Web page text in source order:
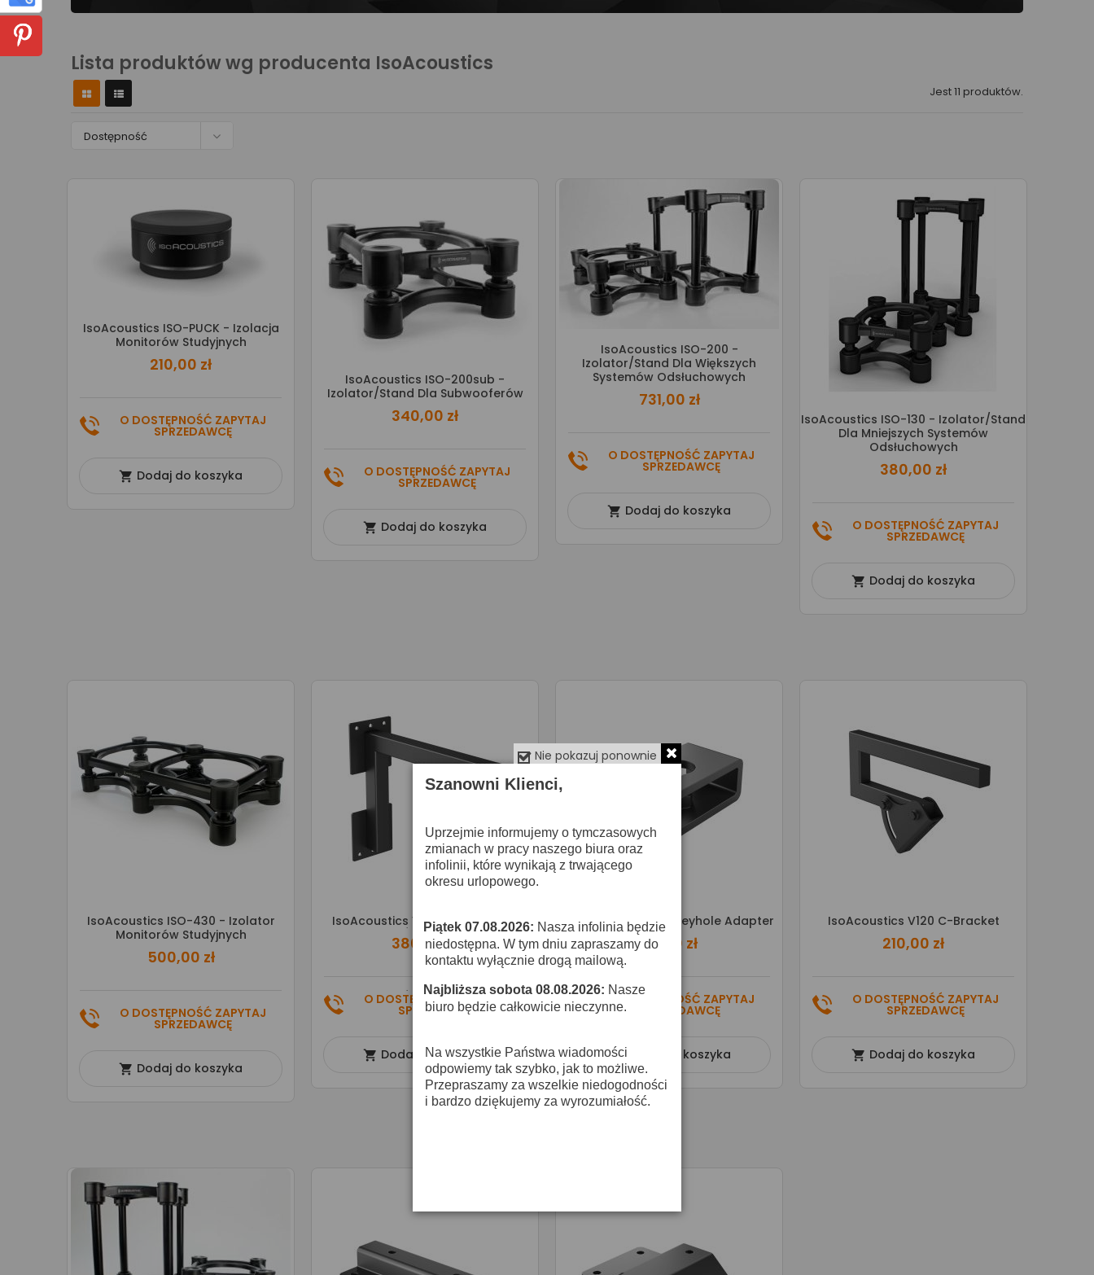
Lista produktów wg producenta IsoAcoustics
Jest 11 produktów.
Dostępność 
IsoAcoustics ISO-PUCK - Izolacja
Monitorów Studyjnych
210,00 zł
O DOSTĘPNOŚĆ ZAPYTAJ
SPRZEDAWCĘ
 Dodaj do koszyka
IsoAcoustics ISO-200sub -
Izolator/stand Dla Subwooferów
340,00 zł
O DOSTĘPNOŚĆ ZAPYTAJ
SPRZEDAWCĘ
 Dodaj do koszyka
IsoAcoustics ISO-200 -
Izolator/stand Dla Większych
Systemów Odsłuchowych
731,00 zł
O DOSTĘPNOŚĆ ZAPYTAJ
SPRZEDAWCĘ
 Dodaj do koszyka
IsoAcoustics ISO-130 - Izolator/stand
Dla Mniejszych Systemów
Odsłuchowych
380,00 zł
O DOSTĘPNOŚĆ ZAPYTAJ
SPRZEDAWCĘ
 Dodaj do koszyka
IsoAcoustics ISO-430 - Izolator
Monitorów Studyjnych
500,00 zł
O DOSTĘPNOŚĆ ZAPYTAJ
SPRZEDAWCĘ
 Dodaj do koszyka
IsoAcoustics V120 Wall Bracket
380,00 zł
O DOSTĘPNOŚĆ ZAPYTAJ
SPRZEDAWCĘ
 Dodaj do koszyka
IsoAcoustics V120 Keyhole Adapter
90,00 zł
O DOSTĘPNOŚĆ ZAPYTAJ
SPRZEDAWCĘ
 Dodaj do koszyka
IsoAcoustics V120 C-Bracket
210,00 zł
O DOSTĘPNOŚĆ ZAPYTAJ
SPRZEDAWCĘ
 Dodaj do koszyka
Nie pokazuj ponownie
Szanowni Klienci,
Uprzejmie informujemy o tymczasowych
zmianach w pracy naszego biura oraz
infolinii, które wynikają z trwającego
okresu urlopowego.
· Piątek 07.08.2026: Nasza infolinia będzie
niedostępna. W tym dniu zapraszamy do
kontaktu wyłącznie drogą mailową.
· Najbliższa sobota 08.08.2026: Nasze
biuro będzie całkowicie nieczynne.
Na wszystkie Państwa wiadomości
odpowiemy tak szybko, jak to możliwe.
Przepraszamy za wszelkie niedogodności
i bardzo dziękujemy za wyrozumiałość.